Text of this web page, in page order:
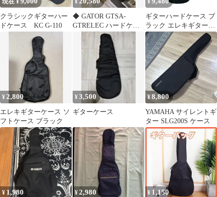
現在 ¥
クラシックギターハー
ドケース KC G-110
¥
◆ GATOR GTSA-
GTRELEC ハードケー
¥
ギターハードケース ブ
ラック エレキギター
大型 保管 持ち運び
¥ 2,800
エレキギターケース ソ
フトケース ブラック
¥3,500
ギターケース
¥8,800
YAMAHA サイレントギ
ター SLG200S ケース
¥ 1,980 ¥2,980 ¥ 1,150